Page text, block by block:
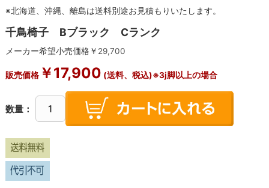
※北海道、沖縄、離島は送料別途お見積もりいたします。
千鳥椅子 Bブラック Cランク
メーカー希望小売価格￥ 29,700
販売価格￥17,900 (送料、税込)※3j脚以上の場合
数量：